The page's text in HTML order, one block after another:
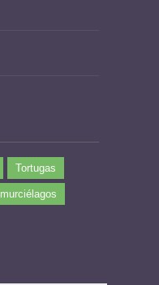
Tortugas
murciélagos